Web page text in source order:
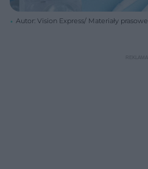
Autor: Vision Express/ Materiały prasowe